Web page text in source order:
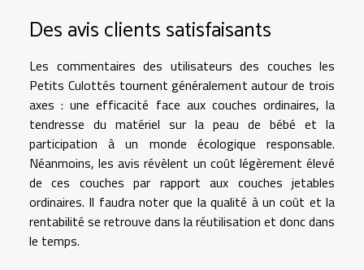
Des avis clients satisfaisants
Les commentaires des utilisateurs des couches les
Petits Culottés tournent généralement autour de trois
axes : une efficacité face aux couches ordinaires, la
tendresse du matériel sur la peau de bébé et la
participation à un monde écologique responsable.
Néanmoins, les avis révèlent un coût légèrement élevé
de ces couches par rapport aux couches jetables
ordinaires. Il faudra noter que la qualité à un coût et la
rentabilité se retrouve dans la réutilisation et donc dans
le temps.